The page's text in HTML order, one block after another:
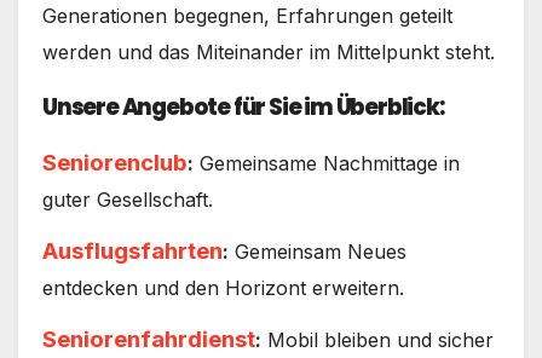
Generationen begegnen, Erfahrungen geteilt
werden und das Miteinander im Mittelpunkt steht.
Unsere Angebote für Sie im Überblick:
Seniorenclub: Gemeinsame Nachmittage in
guter Gesellschaft.
Ausflugsfahrten: Gemeinsam Neues
entdecken und den Horizont erweitern.
Seniorenfahrdienst: Mobil bleiben und sicher